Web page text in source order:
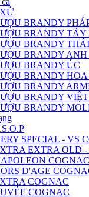
BRANDY
BRANDY TÂY
BRANDY
BRANDY ANH
BRANDY ÚC
BRANDY
BRANDY
BRANDY
BRANDY
SPECIAL - VS
EXTRA OLD
COGNAC
D'AGE
COGNAC
COGNAC